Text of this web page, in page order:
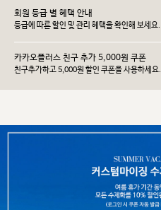
회원 등급 별 혜택 안내
등급에 따른 할인 및 관리 헤택을 확인해 보세요.
카카오플러스 친구 추가 5,000원 쿠폰
친구추가하고 5,000원 할인 쿠폰을 사용하세요.